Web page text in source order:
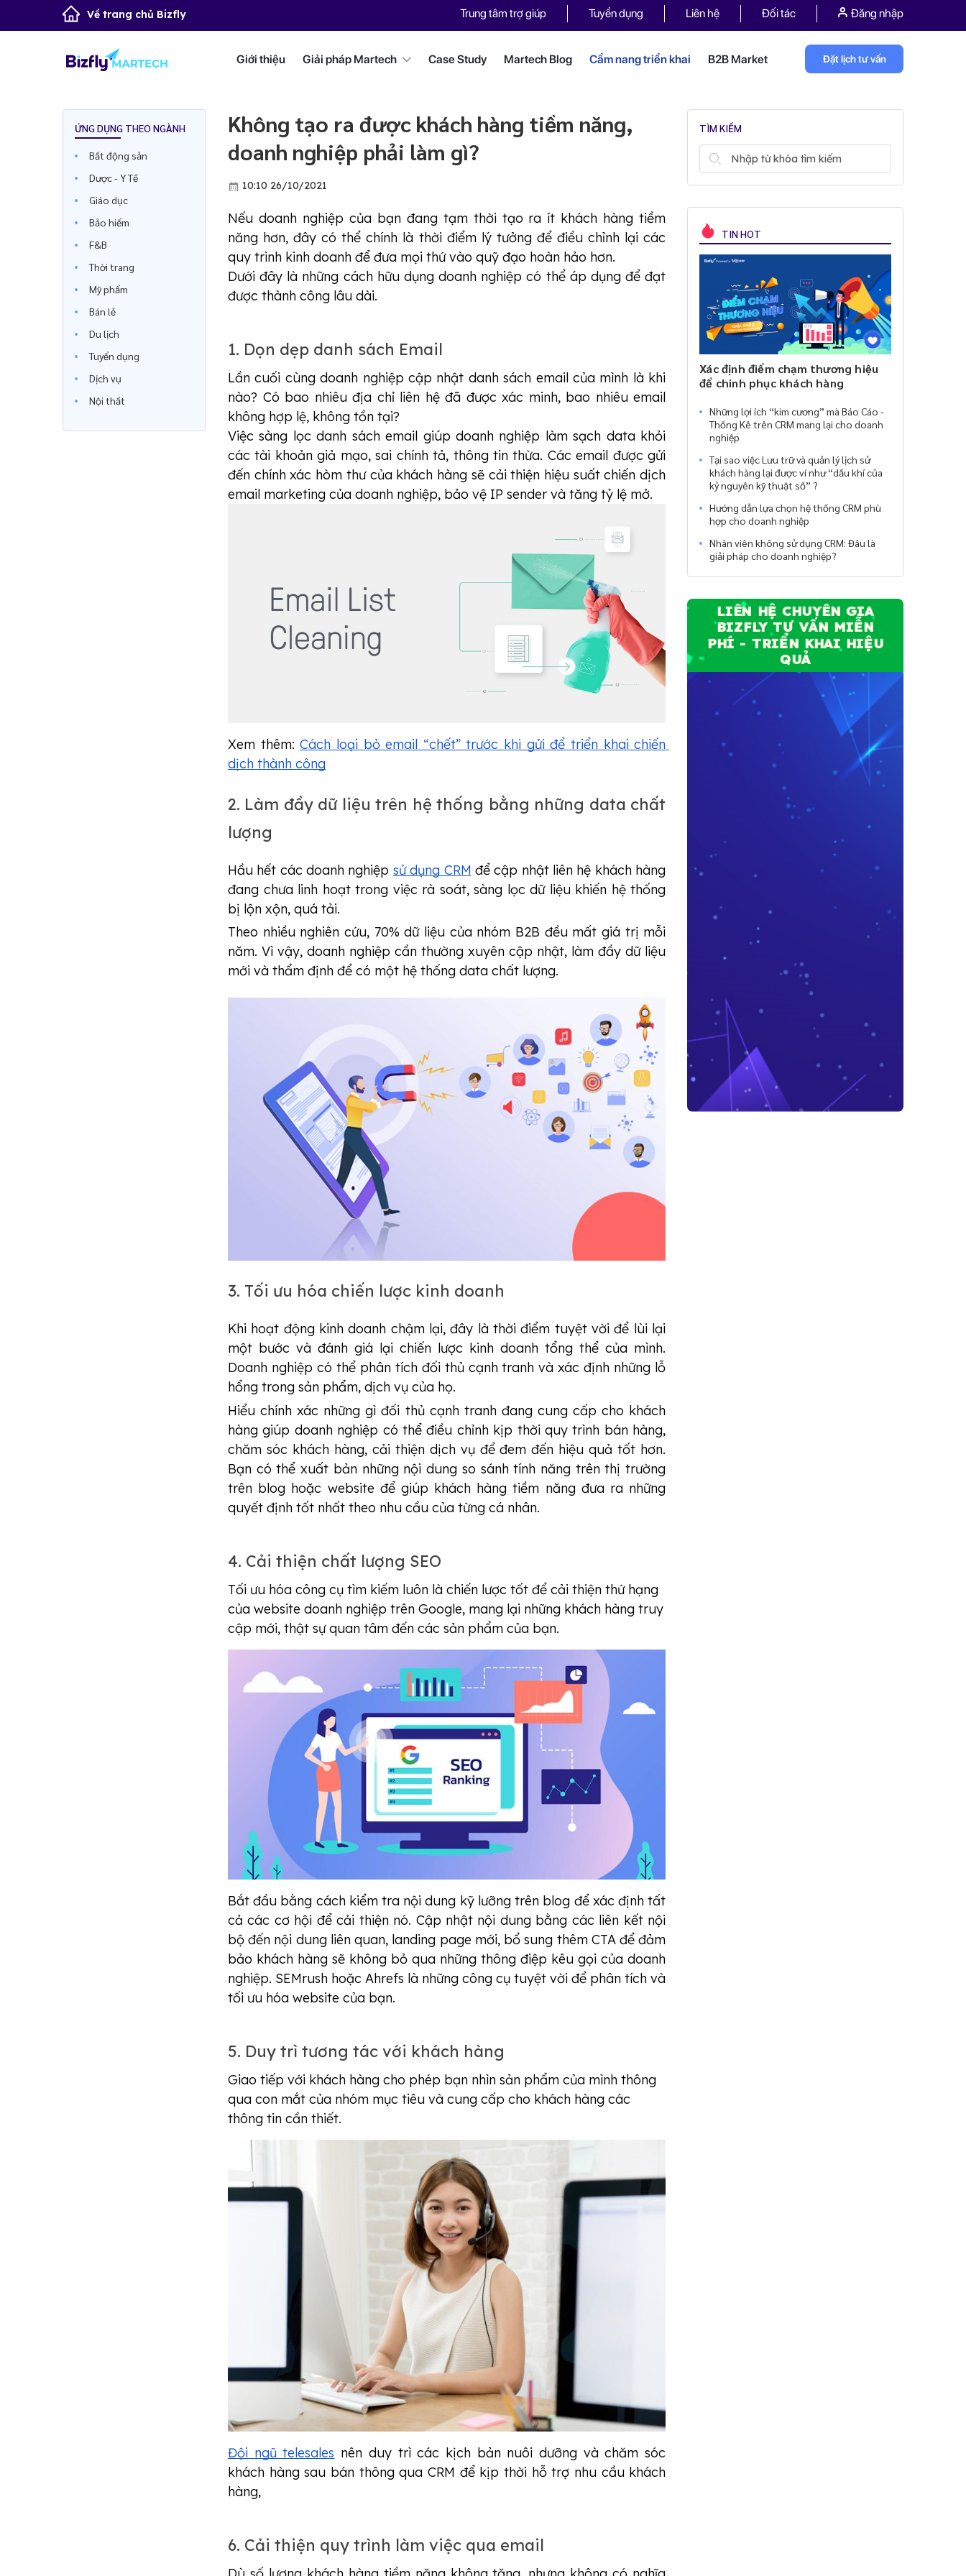
Về trang chủ Bizfly Trung tâm trợ giúp Tuyển dụng Liên hệ Đối tác Đăng nhập
Giới thiệu Giải pháp Martech Case Study Martech Blog Cẩm nang triển khai B2B Market Đặt lịch tư vấn
ỨNG DỤNG THEO NGÀNH
Bất động sản
Dược - Y Tế
Giáo dục
Bảo hiểm
F&B
Thời trang
Mỹ phẩm
Bán lẻ
Du lịch
Tuyển dụng
Dịch vụ
Nội thất
Không tạo ra được khách hàng tiềm năng,
doanh nghiệp phải làm gì?
10:10 26/10/2021
Nếu doanh nghiệp của bạn đang tạm thời tạo ra ít khách hàng tiềm
năng hơn, đây có thể chính là thời điểm lý tưởng để điều chỉnh lại các
quy trình kinh doanh để đưa mọi thứ vào quỹ đạo hoàn hảo hơn.
Dưới đây là những cách hữu dụng doanh nghiệp có thể áp dụng để đạt
được thành công lâu dài.
1. Dọn dẹp danh sách Email
Lần cuối cùng doanh nghiệp cập nhật danh sách email của mình là khi
nào? Có bao nhiêu địa chỉ liên hệ đã được xác minh, bao nhiêu email
không hợp lệ, không tồn tại?
Việc sàng lọc danh sách email giúp doanh nghiệp làm sạch data khỏi
các tài khoản giả mạo, sai chính tả, thông tin thừa. Các email được gửi
đến chính xác hòm thư của khách hàng sẽ cải thiện hiệu suất chiến dịch
email marketing của doanh nghiệp, bảo vệ IP sender và tăng tỷ lệ mở.
Xem thêm:Cách loại bỏ email “chết” trước khi gửi để triển khai chiến
dịch thành công
2. Làm đầy dữ liệu trên hệ thống bằng những data chất
lượng
Hầu hết các doanh nghiệp sử dụng CRM để cập nhật liên hệ khách hàng
đang chưa linh hoạt trong việc rà soát, sàng lọc dữ liệu khiến hệ thống
bị lộn xộn, quá tải.
Theo nhiều nghiên cứu, 70% dữ liệu của nhóm B2B đều mất giá trị mỗi
năm. Vì vậy, doanh nghiệp cần thường xuyên cập nhật, làm đầy dữ liệu
mới và thẩm định để có một hệ thống data chất lượng.
3. Tối ưu hóa chiến lược kinh doanh
Khi hoạt động kinh doanh chậm lại, đây là thời điểm tuyệt vời để lùi lại
một bước và đánh giá lại chiến lược kinh doanh tổng thể của mình.
Doanh nghiệp có thể phân tích đối thủ cạnh tranh và xác định những lỗ
hổng trong sản phẩm, dịch vụ của họ.
Hiểu chính xác những gì đối thủ cạnh tranh đang cung cấp cho khách
hàng giúp doanh nghiệp có thể điều chỉnh kịp thời quy trình bán hàng,
chăm sóc khách hàng, cải thiện dịch vụ để đem đến hiệu quả tốt hơn.
Bạn có thể xuất bản những nội dung so sánh tính năng trên thị trường
trên blog hoặc website để giúp khách hàng tiềm năng đưa ra những
quyết định tốt nhất theo nhu cầu của từng cá nhân.
4. Cải thiện chất lượng SEO
Tối ưu hóa công cụ tìm kiếm luôn là chiến lược tốt để cải thiện thứ hạng
của website doanh nghiệp trên Google, mang lại những khách hàng truy
cập mới, thật sự quan tâm đến các sản phẩm của bạn.
Bắt đầu bằng cách kiểm tra nội dung kỹ lưỡng trên blog để xác định tất
cả các cơ hội để cải thiện nó. Cập nhật nội dung bằng các liên kết nội
bộ đến nội dung liên quan, landing page mới, bổ sung thêm CTA để đảm
bảo khách hàng sẽ không bỏ qua những thông điệp kêu gọi của doanh
nghiệp. SEMrush hoặc Ahrefs là những công cụ tuyệt vời để phân tích và
tối ưu hóa website của bạn.
5. Duy trì tương tác với khách hàng
Giao tiếp với khách hàng cho phép bạn nhìn sản phẩm của mình thông
qua con mắt của nhóm mục tiêu và cung cấp cho khách hàng các
thông tin cần thiết.
Đội ngũ telesales nên duy trì các kịch bản nuôi dưỡng và chăm sóc
khách hàng sau bán thông qua CRM để kịp thời hỗ trợ nhu cầu khách
hàng,
6. Cải thiện quy trình làm việc qua email
TÌM KIẾM
TIN HOT
Xác định điểm chạm thương hiệu
để chinh phục khách hàng
Những lợi ích “kim cương” mà Báo Cáo -
Thống Kê trên CRM mang lại cho doanh
nghiệp
Tại sao việc Lưu trữ và quản lý lịch sử
khách hàng lại được ví như “dầu khí của
kỷ nguyên kỹ thuật số” ?
Hướng dẫn lựa chọn hệ thống CRM phù
hợp cho doanh nghiệp
Nhân viên không sử dụng CRM: Đâu là
giải pháp cho doanh nghiệp?
LIÊN HỆ CHUYÊN GIA
BIZFLY TƯ VẤN MIỄN
PHÍ - TRIỂN KHAI HIỆU
QUẢ